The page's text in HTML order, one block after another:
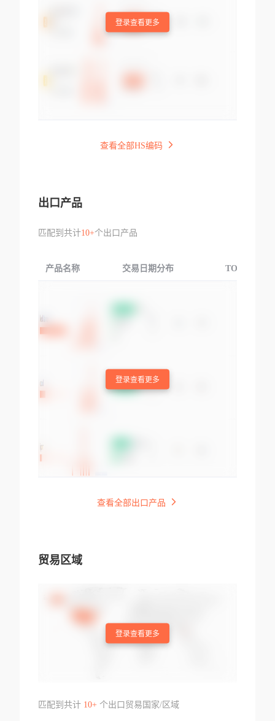
登录查看更多
查看全部HS编码
出口产品
匹配到共计10+个出口产品
产品名称 交易日期分布 TOP3交易国
登录查看更多
查看全部出口产品
贸易区域
登录查看更多
匹配到共计 10+个出口贸易国家/区域